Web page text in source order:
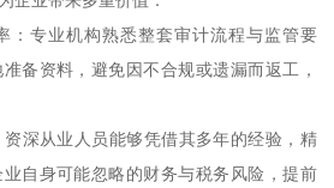
：专业机构熟悉整套审计流程与监管要
备资料，避免因不合规或遗漏而返工，
深从业人员能够凭借其多年的经验，精
自身可能忽略的财务与税务风险，提前